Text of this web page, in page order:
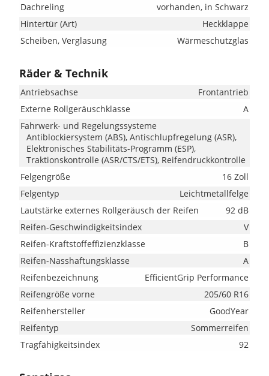
Dachreling
vorhanden, in Schwarz
Hintertür (Art)
Heckklappe
Scheiben, Verglasung
Wärmeschutzglas
Räder & Technik
Antriebsachse
Frontantrieb
Externe Rollgeräuschklasse
A
Fahrwerk- und Regelungssysteme
Antiblockiersystem (ABS), Antischlupfregelung (ASR),
Elektronisches Stabilitäts-Programm (ESP),
Traktionskontrolle (ASR/CTS/ETS), Reifendruckkontrolle
Felgengröße
16 Zoll
Felgentyp
Leichtmetallfelge
Lautstärke externes Rollgeräusch der Reifen
92 dB
Reifen-Geschwindigkeitsindex
V
Reifen-Kraftstoffeffizienzklasse
B
Reifen-Nasshaftungsklasse
A
Reifenbezeichnung
EfficientGrip Performance
Reifengröße vorne
205/60 R16
Reifenhersteller
GoodYear
Reifentyp
Sommerreifen
Tragfähigkeitsindex
92